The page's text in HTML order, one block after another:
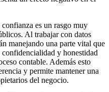
es un rasgo muy
Al trabajar con datos
manejando una parte vital que
confidencialidad y honestidad
contable. Además esto
y permite mantener una
del negocio.